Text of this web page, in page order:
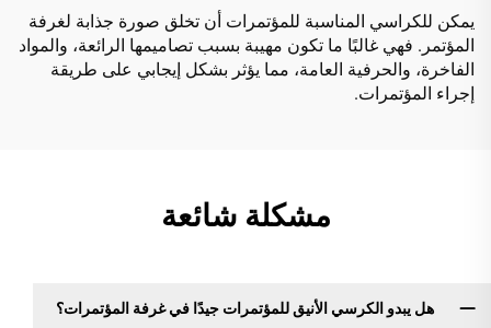
يمكن للكراسي المناسبة للمؤتمرات أن تخلق صورة جذابة لغرفة
المؤتمر. فهي غالبًا ما تكون مهيبة بسبب تصاميمها الرائعة، والمواد
الفاخرة، والحرفية العامة، مما يؤثر بشكل إيجابي على طريقة
إجراء المؤتمرات.
مشكلة شائعة
هل يبدو الكرسي الأنيق للمؤتمرات جيدًا في غرفة المؤتمرات؟